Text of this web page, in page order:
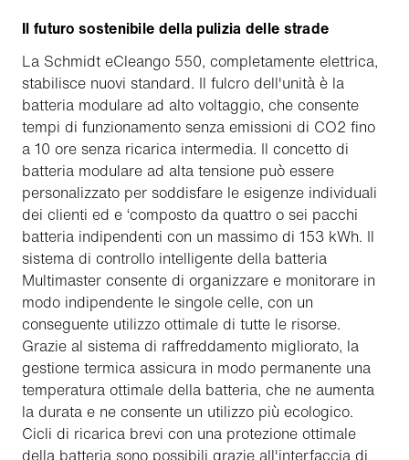
Il futuro sostenibile della pulizia delle strade
La Schmidt eCleango 550, completamente elettrica,
stabilisce nuovi standard. Il fulcro dell'unità è la
batteria modulare ad alto voltaggio, che consente
tempi di funzionamento senza emissioni di CO2 fino
a 10 ore senza ricarica intermedia. Il concetto di
batteria modulare ad alta tensione può essere
personalizzato per soddisfare le esigenze individuali
dei clienti ed e ‘composto da quattro o sei pacchi
batteria indipendenti con un massimo di 153 kWh. Il
sistema di controllo intelligente della batteria
Multimaster consente di organizzare e monitorare in
modo indipendente le singole celle, con un
conseguente utilizzo ottimale di tutte le risorse.
Grazie al sistema di raffreddamento migliorato, la
gestione termica assicura in modo permanente una
temperatura ottimale della batteria, che ne aumenta
la durata e ne consente un utilizzo più ecologico.
Cicli di ricarica brevi con una protezione ottimale
della batteria sono possibili grazie all'interfaccia di